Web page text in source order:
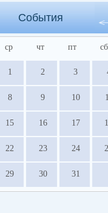
События
ср чт пт сб
1 2 3
8 9 10
15 16 17
22 23 24
29 30 31